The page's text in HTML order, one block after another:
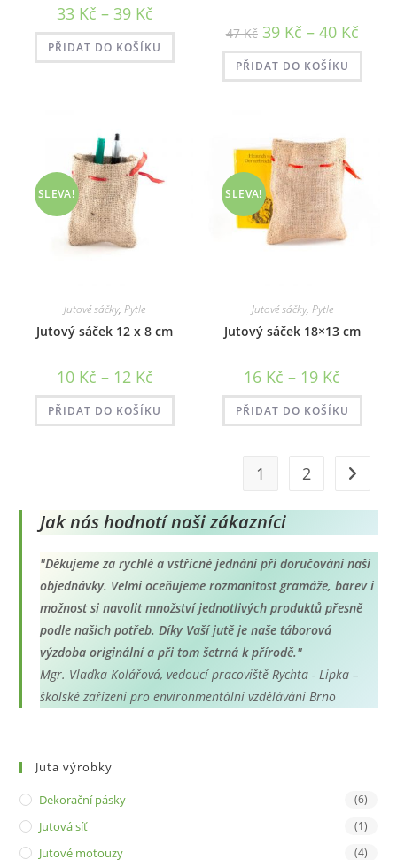
33 Kč – 39 KčRozpětí
cen:
33 Kč
až
39 Kč
PŘIDAT DO KOŠÍKU
47Kč 39 Kč – 40 Kčcen:
39 Kč
40 Kč
PŘIDAT DO KOŠÍKU
SLEVA!
Jutové sáčky,Pytle
Jutový sáček 12 x 8 cm
10 Kč – 12 KčRozpětí
cen:
10 Kč
až
12 Kč
PŘIDAT DO KOŠÍKU
SLEVA!
Jutové sáčky, Pytle
Jutový sáček 18×13 cm
16 Kč – 19 Kč
16 Kč
až
19 Kč
PŘIDAT DO KOŠÍKU
1 2
Jak nás hodnotí naši zákazníci
"Děkujeme za rychlé a vstřícné jednání při doručování naší
objednávky. Velmi oceňujeme rozmanitost gramáže, barev i
možnost si navolit množství jednotlivých produktů přesně
podle našich potřeb. Díky Vaší jutě je naše táborová
výzdoba originální a při tom šetrná k přírodě."
Mgr. Vlaďka Kolářová, vedoucí pracoviště Rychta - Lipka –
školské zařízení pro environmentální vzdělávání Brno
Juta výrobky
Dekorační pásky (6)
Jutová síť (1)
Jutové motouzy (4)